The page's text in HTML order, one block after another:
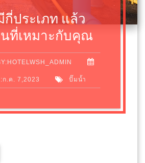
ประเภท แล้ว
ที่เหมาะกับคุณ
ก.ค. 7,2023 ปั๊มน้ำ